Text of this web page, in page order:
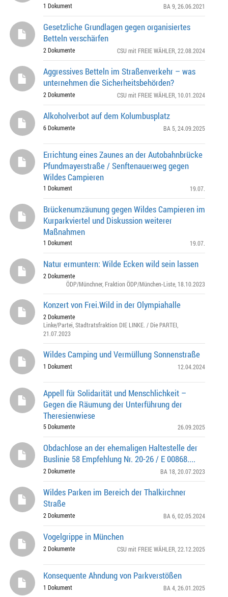
1 Dokument BA 9 , 26.06.2021
Gesetzliche Grundlagen gegen organisiertes
Betteln verschärfen
2 Dokumente CSU mit FREIE WÄHLER , 22.08.2024
Aggressives Betteln im Straßenverkehr – was
unternehmen die Sicherheitsbehörden?
2 Dokumente CSU mit FREIE WÄHLER , 10.01.2024
Alkoholverbot auf dem Kolumbusplatz
6 Dokumente BA 5 , 24.09.2025
Errichtung eines Zaunes an der Autobahnbrücke
Pfundmayerstraße / Senftenauerweg gegen
Wildes Campieren
1 Dokument 19.07.
Brückenumzäunung gegen Wildes Campieren im
Kurparkviertel und Diskussion weiterer
Maßnahmen
1 Dokument 19.07.
Natur ermuntern: Wilde Ecken wild sein lassen
2 Dokumente
ÖDP/Münchner, Fraktion ÖDP/München-Liste , 18.10.2023
Konzert von Frei.Wild in der Olympiahalle
2 Dokumente
Linke/Partei Stadtratsfraktion DIE LINKE. / Die PARTEI
21.07.2023
Wildes Camping und Vermüllung Sonnenstraße
1 Dokument 12.04.2024
Appell für Solidarität und Menschlichkeit –
Gegen die Räumung der Unterführung der
Theresienwiese
5 Dokumente 26.09.2025
Obdachlose an der ehemaligen Haltestelle der
Buslinie 58 Empfehlung Nr. 20-26 / E 00868....
2 Dokumente BA 18 , 20.07.2023
Wildes Parken im Bereich der Thalkirchner
Straße
2 Dokumente BA 6 , 02.05.2024
Vogelgrippe in München
2 Dokumente CSU mit FREIE WÄHLER , 22.12.2025
Konsequente Ahndung von Parkverstößen
1 Dokument BA 4 , 26.01.2025